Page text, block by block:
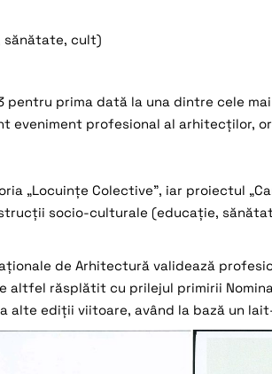
sănătate, cult)
prima dată la una dintre cele
eveniment profesional al arhitecților,
„Locuințe Colective”, iar proiectul
socio-culturale (educație,
de Arhitectură validează
altfel răsplătit cu prilejul primirii
ediții viitoare, având la bază un